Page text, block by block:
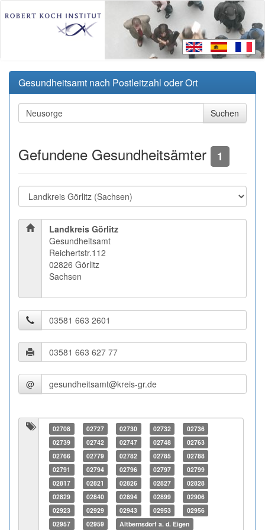
Gesundheitsamt nach Postleitzahl oder Ort
Gefundene Gesundheitsämter 1
Landkreis Görlitz
Gesundheitsamt
Reichertstr.112
02826 Görlitz
Sachsen
@
02708 02727 02730 02732
02736
02739
02742 02747 02748
02763
02766
02779 02782 02785
02788
02791
02794 02796 02797
02799
02817
02821 02826 02827
02828
02829
02840 02894 02899
02906
02923
02929 02943 02953
02956
02957
02959 Altbernsdorf a. d. Eigen